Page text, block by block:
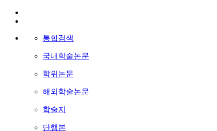
통합검색
국내학술논문
학위논문
해외학술논문
학술지
단행본